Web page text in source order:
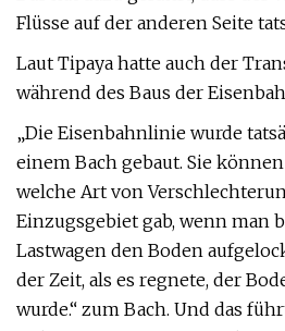
Flüsse auf der anderen Seite
Laut Tipaya hatte auch der
während des Baus der
„Die Eisenbahnlinie wurde
einem Bach gebaut. Sie
welche Art von
Einzugsgebiet gab, wenn man
Lastwagen den Boden
der Zeit, als es regnete, der
wurde.“ zum Bach. Und das